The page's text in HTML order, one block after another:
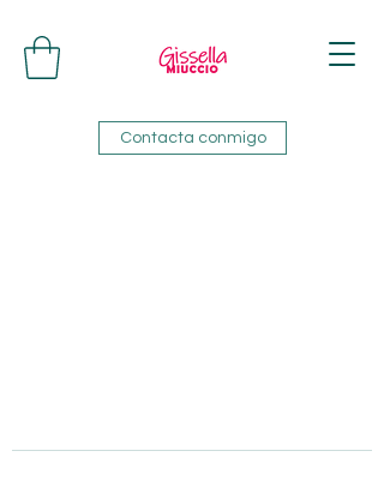
Contacta conmigo